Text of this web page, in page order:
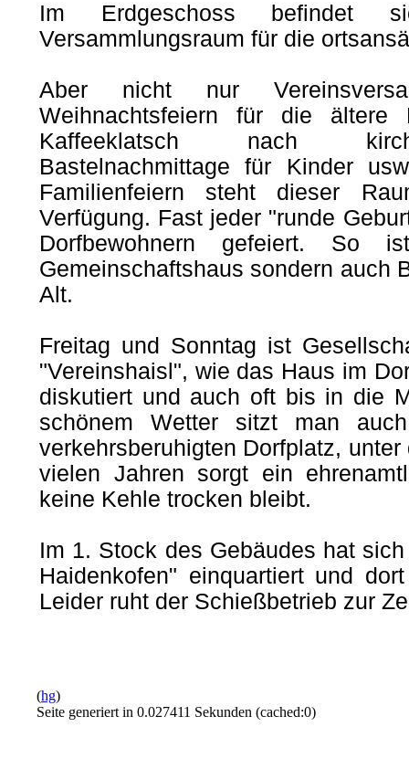
Im Erdgeschoss befindet
Versammlungsraum für die
Aber nicht nur
Weihnachtsfeiern für die ältere
Kaffeeklatsch nach
Bastelnachmittage für Kinder
Familienfeiern steht dieser
Verfügung. Fast jeder "runde
Dorfbewohnern gefeiert. So
Gemeinschaftshaus sondern auch
Alt.
Freitag und Sonntag ist
"Vereinshaisl", wie das Haus im
diskutiert und auch oft bis in die
schönem Wetter sitzt man
verkehrsberuhigten Dorfplatz,
vielen Jahren sorgt ein
keine Kehle trocken bleibt.
Im 1. Stock des Gebäudes hat
Haidenkofen" einquartiert und
Leider ruht der Schießbetrieb zur
(hg)
Seite generiert in 0.027411 Sekunden (cached:0)